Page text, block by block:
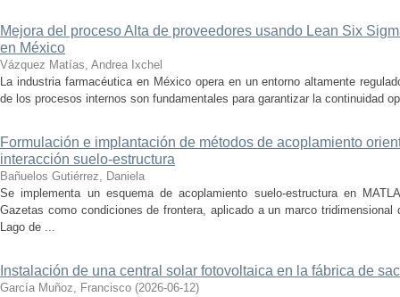
Mejora del proceso Alta de proveedores usando Lean Six
en México
Vázquez Matías, Andrea Ixchel
La industria farmacéutica en México opera en un entorno altamente
de los procesos internos son fundamentales para garantizar la continuidad
Formulación e implantación de métodos de acoplamiento
interacción suelo-estructura
Bañuelos Gutiérrez, Daniela
Se implementa un esquema de acoplamiento suelo-estructura en
Gazetas como condiciones de frontera, aplicado a un marco
Lago de ...
Instalación de una central solar fotovoltaica en la fábrica de
García Muñoz, Francisco (2026-06-12)